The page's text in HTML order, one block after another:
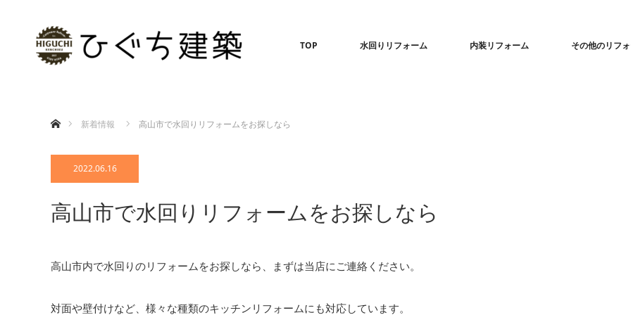
TOP 水回りリフォーム 内装リフォーム その他のリフ
新着情報
高山市で水回りリフォームをお探しなら
2022.06.16
高山市で水回りリフォームをお探しなら
高山市内で水回りのリフォームをお探しなら、まずは当店にご連絡ください。
対面や壁付けなど、様々な種類のキッチンリフォームにも対応しています。